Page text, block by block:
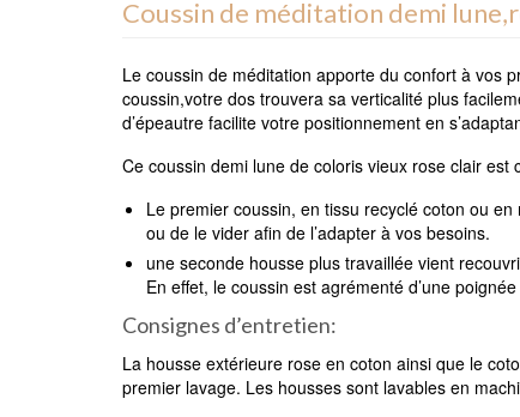
Coussin de méditation demi
Le coussin de méditation apporte du confort à vos
coussin,votre dos trouvera sa verticalité plus
d’épeautre facilite votre positionnement en
Ce coussin demi lune de coloris vieux rose clair est
Le premier coussin, en tissu recyclé coton ou
ou de le vider afin de l’adapter à vos besoins.
une seconde housse plus travaillée vient
En effet, le coussin est agrémenté d’une
Consignes d’entretien:
La housse extérieure rose en coton ainsi que le
premier lavage. Les housses sont lavables en